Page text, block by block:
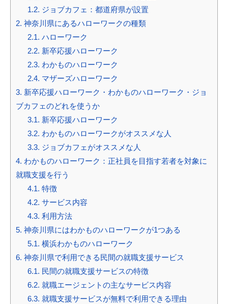
1.2. ジョブカフェ：都道府県が設置
2. 神奈川県にあるハローワークの種類
2.1. ハローワーク
2.2. 新卒応援ハローワーク
2.3. わかものハローワーク
2.4. マザーズハローワーク
3. 新卒応援ハローワーク・わかものハローワーク・ジョ
ブカフェのどれを使うか
3.1. 新卒応援ハローワーク
3.2. わかものハローワークがオススメな人
3.3. ジョブカフェがオススメな人
4. わかものハローワーク：正社員を目指す若者を対象に
就職支援を行う
4.1. 特徴
4.2. サービス内容
4.3. 利用方法
5. 神奈川県にはわかものハローワークが1つある
5.1. 横浜わかものハローワーク
6. 神奈川県で利用できる民間の就職支援サービス
6.1. 民間の就職支援サービスの特徴
6.2. 就職エージェントの主なサービス内容
6.3. 就職支援サービスが無料で利用できる理由